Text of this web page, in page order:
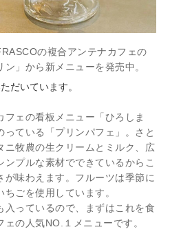
の複合アンテナカフェの
」から新メニューを発売中。
だいています。
ェの看板メニュー「ひろしま
っている「プリンパフェ」。さと
ニ牧農の生クリームとミルク、広
プルな素材でできているからこ
が味わえます。フルーツは季節に
ごを使用しています。
入っているので、まずはこれを食
の人気NO.１メニューです。